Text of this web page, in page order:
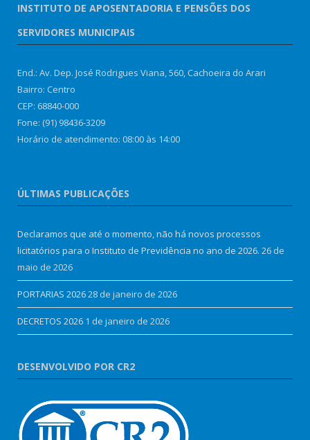
INSTITUTO DE APOSENTADORIA E PENSÕES DOS
SERVIDORES MUNICIPAIS
End.: Av. Dep. José Rodrigues Viana, 560, Cachoeira do Arari
Bairro: Centro
CEP: 68840-000
Fone: (91) 98436-3209
Horário de atendimento: 08:00 às 14:00
ÚLTIMAS PUBLICAÇÕES
Declaramos que até o momento, não há novos processos
licitatórios para o Instituto de Previdência no ano de 2026. 26 de
maio de 2026
PORTARIAS 202628 de janeiro de 2026
DECRETOS 2026 1 de janeiro de 2026
DESENVOLVIDO POR CR2